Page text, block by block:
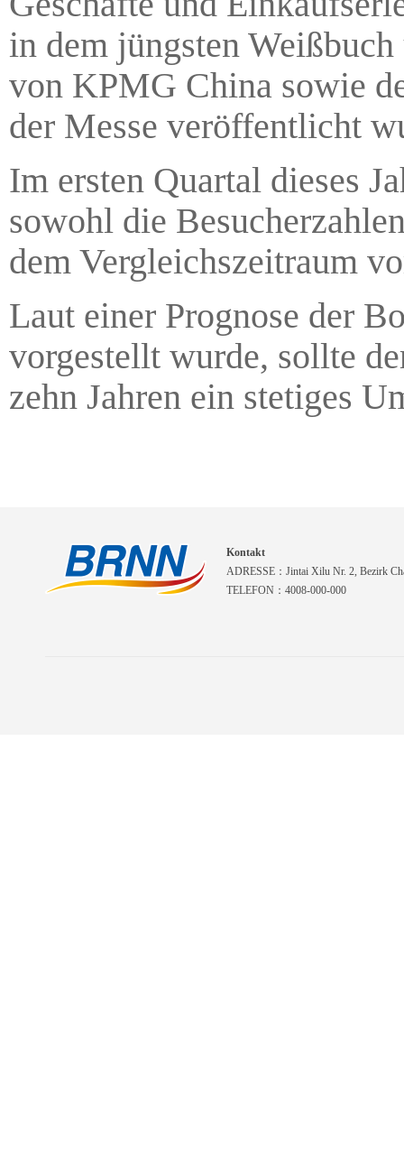
in dem jüngsten
von KPMG China sowie
der Messe veröffentlicht
Im ersten Quartal dieses
sowohl die
dem Vergleichszeitraum
Laut einer Prognose der
vorgestellt wurde, sollte
zehn Jahren ein stetiges
Kontakt
ADRESSE：Jintai Xilu Nr. 2, Bezirk
TELEFON：4008-000-000